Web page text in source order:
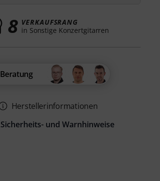
8 VERKAUFSRANG
in Sonstige Konzertgitarren
Beratung
Herstellerinformationen
Sicherheits- und Warnhinweise